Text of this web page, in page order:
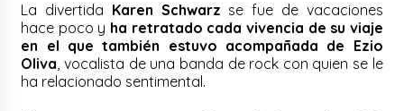
La divertida Karen Schwarz se fue de vacaciones
hace poco y ha retratado cada vivencia de su viaje
en el que también estuvo acompañada de Ezio
Oliva, vocalista de una banda de rock con quien se le
ha relacionado sentimental.